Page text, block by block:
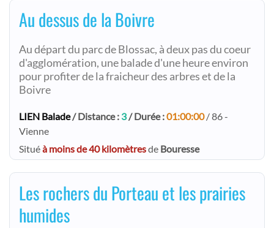
Au dessus de la Boivre
Au départ du parc de Blossac, à deux pas du coeur
d'agglomération, une balade d'une heure environ
pour profiter de la fraicheur des arbres et de la
Boivre
LIEN Balade/ Distance : 3/ Durée :01:00:00/ 86 -
Vienne
Situéà moins de 40 kilomètresde Bouresse
Les rochers du Porteau et les prairies
humides